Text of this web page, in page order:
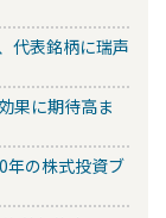
代表銘柄に瑞声
果に期待高ま
年の株式投資ブ